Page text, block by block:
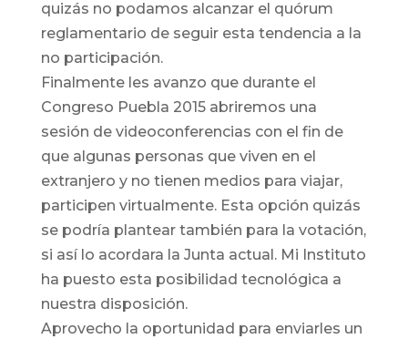
quizás no podamos alcanzar el quórum
reglamentario de seguir esta tendencia a la
no participación.
Finalmente les avanzo que durante el
Congreso Puebla 2015 abriremos una
sesión de videoconferencias con el fin de
que algunas personas que viven en el
extranjero y no tienen medios para viajar,
participen virtualmente. Esta opción quizás
se podría plantear también para la votación,
si así lo acordara la Junta actual. Mi Instituto
ha puesto esta posibilidad tecnológica a
nuestra disposición.
Aprovecho la oportunidad para enviarles un